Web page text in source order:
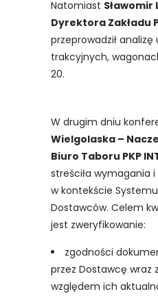
Natomiast Sławomir
Dyrektora Zakładu
przeprowadził
trakcyjnych, wagonach
20.
W drugim dniu
Wielgolaska –
Biuro Taboru PKP
streściła wymagania i
w kontekście
Dostawców. Celem
jest zweryfikowanie:
zgodności
przez Dostawcę wraz
względem ich